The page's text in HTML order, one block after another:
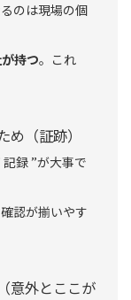
のは現場の個
持つ。これ
（証跡）
録 ”が大事で
認が揃いやす
意外とここが